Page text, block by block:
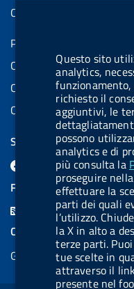
Questo sito
analytics,
richiesto il
aggiuntivi, le
possono
analytics e di
più consulta la
proseguire
effettuare la
parti dei quali
l’utilizzo.
la X in alto a
terze parti.
tue scelte in
attraverso il
presente nel
Contatti PEC
Partita IVA: 08703841000
Codice Fiscale:
Codice IPA AIFA: aifa_rm
Codice IPA UCB: UFE1TR
SEGUICI SU
l
a
b
e
l
.
b
X
B
l
u
e
s
k
y
FEED RSS
COOKIES
Gestione cookie